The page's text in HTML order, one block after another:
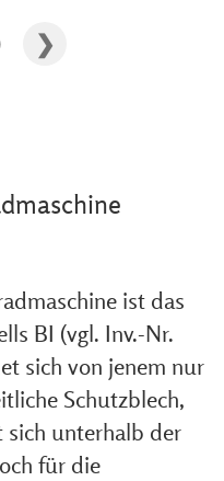
ist das
BI (vgl. Inv.-Nr.
sich von jenem nur
Schutzblech,
unterhalb der
für die